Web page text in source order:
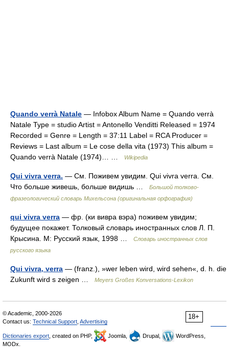
Quando verrà Natale — Infobox Album Name = Quando verrà
Natale Type = studio Artist = Antonello Venditti Released = 1974
Recorded = Genre = Length = 37:11 Label = RCA Producer =
Reviews = Last album = Le cose della vita (1973) This album =
Quando verrà Natale (1974)… …
Wikipedia
Qui vivra verra. — См. Поживем увидим. Qui vivra verra. См.
Что больше живешь, больше видишь …
Большой толково-
фразеологический словарь Михельсона (оригинальная орфография)
qui vivra verra — фр. (ки вивра вэра) поживем увидим;
будущее покажет. Толковый словарь иностранных слов Л. П.
Крысина. М: Русский язык, 1998 …
Словарь иностранных слов
русского языка
Qui vivra, verra — (franz.), »wer leben wird, wird sehen«, d. h. die
Zukunft wird s zeigen …
Meyers Großes Konversations-Lexikon
18+
© Academic, 2000-2026
Contact us: Technical Support Advertising
Dictionaries export , created on PHP, Joomla, Drupal,
WordPress,
MODx.